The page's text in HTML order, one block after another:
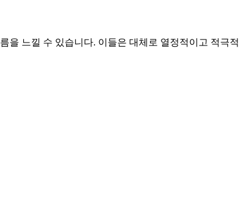
을 느낄 수 있습니다. 이들은 대체로 열정적이고 적극적